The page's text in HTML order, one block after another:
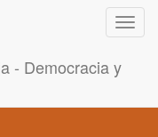
- Democracia y